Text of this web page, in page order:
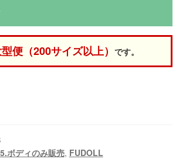
便（200サイズ以上） です。
ボディのみ販売, FUDOLL